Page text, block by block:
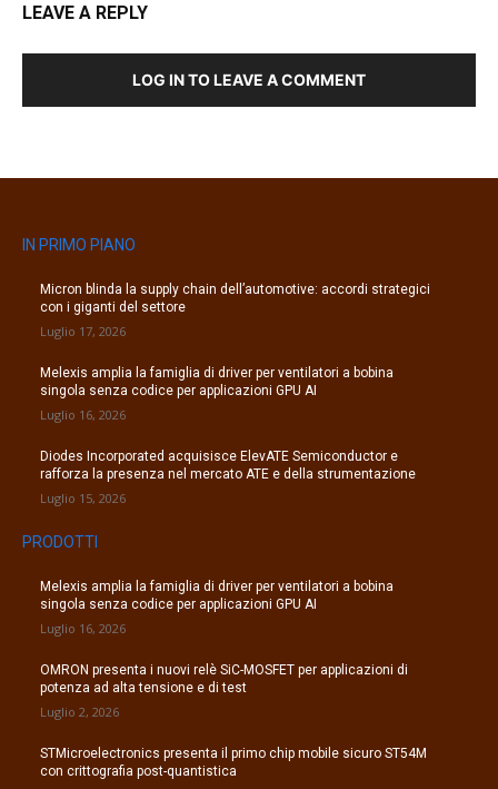
LEAVE A REPLY
LOG IN TO LEAVE A COMMENT
IN PRIMO PIANO
Micron blinda la supply chain dell’automotive: accordi strategici
con i giganti del settore
Luglio 17, 2026
Melexis amplia la famiglia di driver per ventilatori a bobina
singola senza codice per applicazioni GPU AI
Luglio 16, 2026
Diodes Incorporated acquisisce ElevATE Semiconductor e
rafforza la presenza nel mercato ATE e della strumentazione
Luglio 15, 2026
PRODOTTI
Melexis amplia la famiglia di driver per ventilatori a bobina
singola senza codice per applicazioni GPU AI
Luglio 16, 2026
OMRON presenta i nuovi relè SiC-MOSFET per applicazioni di
potenza ad alta tensione e di test
Luglio 2, 2026
STMicroelectronics presenta il primo chip mobile sicuro ST54M
con crittografia post-quantistica